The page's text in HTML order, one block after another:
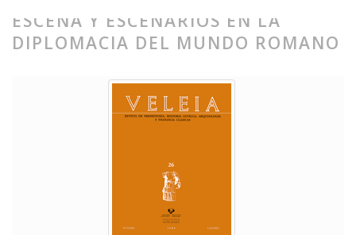
ESCENA Y ESCENARIOS EN LA
DIPLOMACIA DEL MUNDO ROMANO